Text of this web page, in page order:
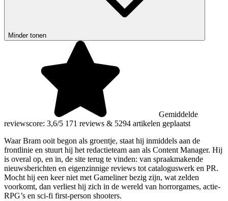
Minder tonen
Gemiddelde
reviewscore: 3,6/5 171 reviews & 5294 artikelen geplaatst
Waar Bram ooit begon als groentje, staat hij inmiddels aan de
frontlinie en stuurt hij het redactieteam aan als Content Manager. Hij
is overal op, en in, de site terug te vinden: van spraakmakende
nieuwsberichten en eigenzinnige reviews tot cataloguswerk en PR.
Mocht hij een keer niet met Gameliner bezig zijn, wat zelden
voorkomt, dan verliest hij zich in de wereld van horrorgames, actie-
RPG’s en sci-fi first-person shooters.